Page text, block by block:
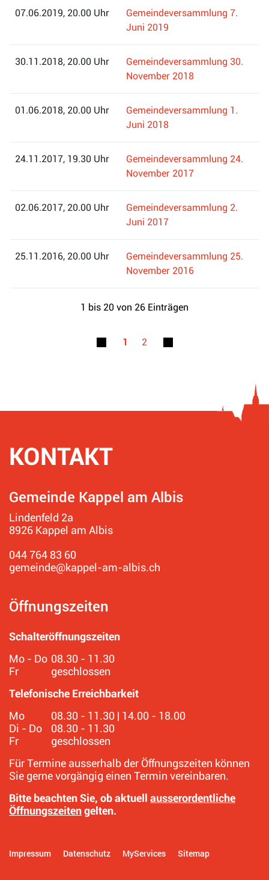
07.06.2019, 20.00 Uhr
Gemeindeversammlung 7.
Juni 2019
30.11.2018, 20.00 Uhr
Gemeindeversammlung 30.
November 2018
01.06.2018, 20.00 Uhr
Gemeindeversammlung 1.
Juni 2018
24.11.2017, 19.30 Uhr
Gemeindeversammlung 24.
November 2017
02.06.2017, 20.00 Uhr
Gemeindeversammlung 2.
Juni 2017
25.11.2016, 20.00 Uhr
Gemeindeversammlung 25.
November 2016
1 bis 20 von 26 Einträgen
1 2
Fusszeile
KONTAKT
Gemeinde Kappel am Albis
Lindenfeld 2a
8926 Kappel am Albis
044 764 83 60
gemeinde@kappel-am-albis.ch
Öffnungszeiten
Schalteröffnungszeiten
Mo - Do 08.30 - 11.30
Fr
geschlossen
Telefonische Erreichbarkeit
Mo
08.30 - 11.30 | 14.00 - 18.00
Di - Do
08.30 - 11.30
Fr
geschlossen
Für Termine ausserhalb der Öffnungszeiten können
Sie gerne vorgängig einen Termin vereinbaren.
Bitte beachten Sie, ob aktuell ausserordentliche
Öffnungszeitengelten.
Impressum Datenschutz MyServices Sitemap